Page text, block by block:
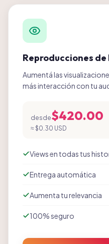
Reproducciones
Aumentá las
más interacción con tu
desde$420.00
≈ $0.30 USD
Views en todas tus
Entrega automática
Aumenta tu relevancia
100% seguro